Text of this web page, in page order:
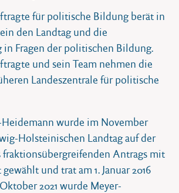
für politische Bildung berät in
den Landtag und die
in Fragen der politischen Bildung.
und sein Team nehmen die
Landeszentrale für politische
wurde im November
Holsteinischen Landtag auf der
fraktionsübergreifenden Antrags mit
und trat am 1. Januar 2016
2021 wurde Meyer-